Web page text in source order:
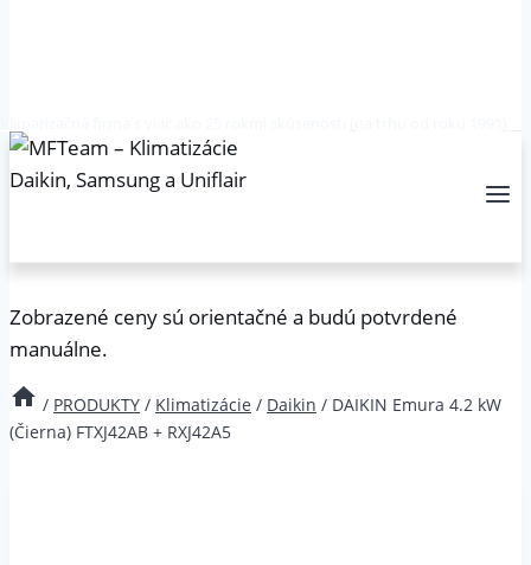
Zobrazené ceny sú orientačné a budú potvrdené
manuálne.
/ PRODUKTY / Klimatizácie / Daikin / DAIKIN Emura 4.2 kW
(Čierna) FTXJ42AB + RXJ42A5